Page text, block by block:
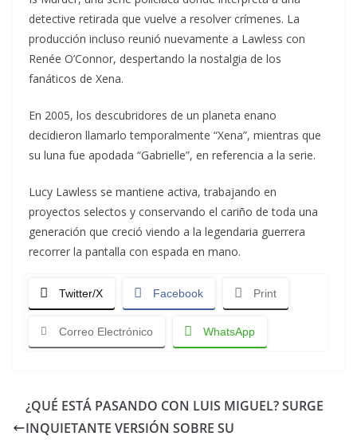
detective retirada que vuelve a resolver crímenes. La
producción incluso reunió nuevamente a Lawless con
Renée O’Connor, despertando la nostalgia de los
fanáticos de Xena.
En 2005, los descubridores de un planeta enano
decidieron llamarlo temporalmente “Xena”, mientras que
su luna fue apodada “Gabrielle”, en referencia a la serie.
Lucy Lawless se mantiene activa, trabajando en
proyectos selectos y conservando el cariño de toda una
generación que creció viendo a la legendaria guerrera
recorrer la pantalla con espada en mano.
Twitter/X Facebook Print
Correo Electrónico WhatsApp
¿QUÉ ESTÁ PASANDO CON LUIS MIGUEL? SURGE
INQUIETANTE VERSIÓN SOBRE SU